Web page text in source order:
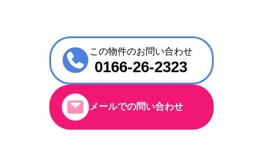
この物件のお問い合わせ
0166-26-2323
メールでの問い合わせ